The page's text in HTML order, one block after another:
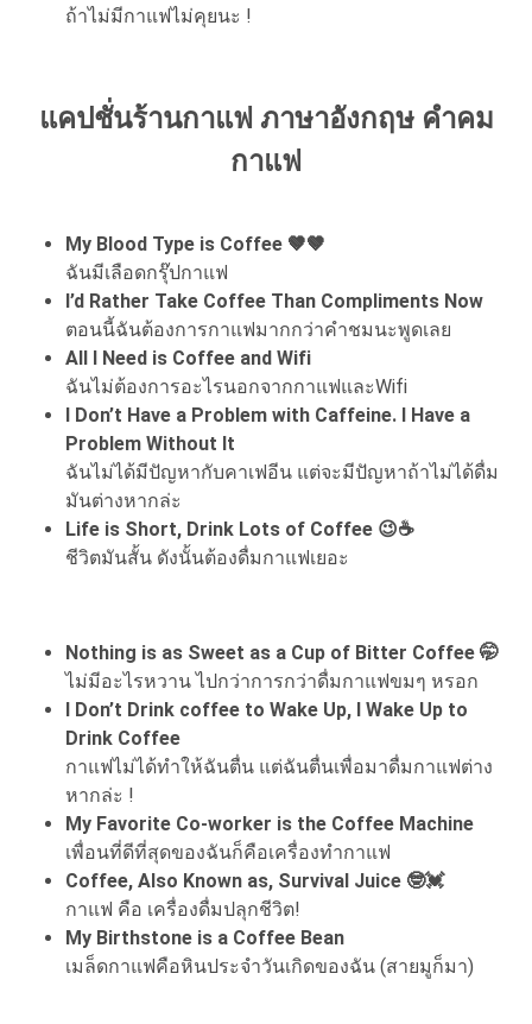
ถ้าไม่มีกาแฟไม่คุยนะ !
แคปชั่นร้านกาแฟ ภาษาอังกฤษ คำคม
กาแฟ
My Blood Type is Coffee 🤎🤎
ฉันมีเลือดกรุ๊ปกาแฟ
I’d Rather Take Coffee Than Compliments Now
ตอนนี้ฉันต้องการกาแฟมากกว่าคำชมนะพูดเลย
All I Need is Coffee and Wifi
ฉันไม่ต้องการอะไรนอกจากกาแฟและWifi
I Don’t Have a Problem with Caffeine. I Have a
Problem Without It
ฉันไม่ได้มีปัญหากับคาเฟอีน แต่จะมีปัญหาถ้าไม่ได้ดื่ม
มันต่างหากล่ะ
Life is Short, Drink Lots of Coffee 😉☕
ชีวิตมันสั้น ดังนั้นต้องดื่มกาแฟเยอะ
Nothing is as Sweet as a Cup of Bitter Coffee 🤭
ไม่มีอะไรหวาน ไปกว่าการกว่าดื่มกาแฟขมๆ หรอก
I Don’t Drink coffee to Wake Up, I Wake Up to
Drink Coffee
กาแฟไม่ได้ทำให้ฉันตื่น แต่ฉันตื่นเพื่อมาดื่มกาแฟต่าง
หากล่ะ !
My Favorite Co-worker is the Coffee Machine
เพื่อนที่ดีที่สุดของฉันก็คือเครื่องทำกาแฟ
Coffee, Also Known as, Survival Juice 🤓💓
กาแฟ คือ เครื่องดื่มปลุกชีวิต!
My Birthstone is a Coffee Bean
เมล็ดกาแฟคือหินประจำวันเกิดของฉัน (สายมูก็มา)